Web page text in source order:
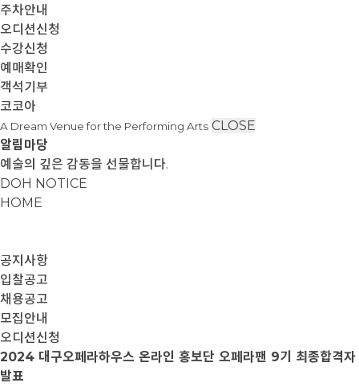
주차안내
오디션신청
수강신청
예매확인
객석기부
코코아
A Dream Venue for the Performing Arts CLOSE
알림마당
예술의 깊은 감동을 선물합니다.
DOH NOTICE
HOME
공지사항
입찰공고
채용공고
모집안내
오디션신청
2024 대구오페라하우스 온라인 홍보단 오페라팬 9기 최종합격자
발표